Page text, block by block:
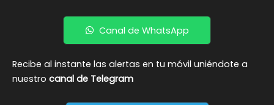
Canal de WhatsApp
Recibe al instante las alertas en tu móvil uniéndote a
nuestro canal de Telegram